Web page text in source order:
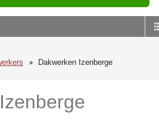
Dakwerken Izenberge